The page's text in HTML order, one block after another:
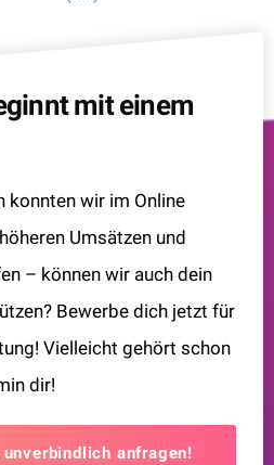
mit einem
konnten wir im Online
Umsätzen und
– können wir auch dein
Bewerbe dich jetzt für
Vielleicht gehört schon
dir!
anfragen!